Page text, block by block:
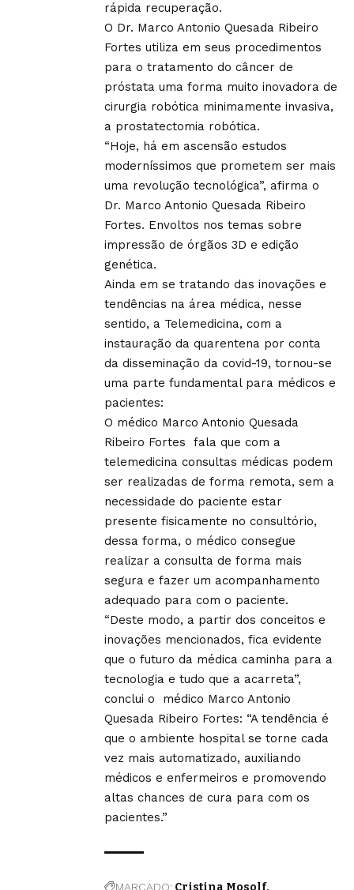
rápida recuperação.
O Dr. Marco Antonio Quesada Ribeiro
Fortes utiliza em seus procedimentos
para o tratamento do câncer de
próstata uma forma muito inovadora de
cirurgia robótica minimamente invasiva,
a prostatectomia robótica.
“Hoje, há em ascensão estudos
moderníssimos que prometem ser mais
uma revolução tecnológica”, afirma o
Dr. Marco Antonio Quesada Ribeiro
Fortes. Envoltos nos temas sobre
impressão de órgãos 3D e edição
genética.
Ainda em se tratando das inovações e
tendências na área médica, nesse
sentido, a Telemedicina, com a
instauração da quarentena por conta
da disseminação da covid-19, tornou-se
uma parte fundamental para médicos e
pacientes:
O médico Marco Antonio Quesada
Ribeiro Fortes fala que com a
telemedicina consultas médicas podem
ser realizadas de forma remota, sem a
necessidade do paciente estar
presente fisicamente no consultório,
dessa forma, o médico consegue
realizar a consulta de forma mais
segura e fazer um acompanhamento
adequado para com o paciente.
“Deste modo, a partir dos conceitos e
inovações mencionados, fica evidente
que o futuro da médica caminha para a
tecnologia e tudo que a acarreta”,
conclui o médico Marco Antonio
Quesada Ribeiro Fortes: “A tendência é
que o ambiente hospital se torne cada
vez mais automatizado, auxiliando
médicos e enfermeiros e promovendo
altas chances de cura para com os
pacientes.”
MARCADO: Cristina Mosolf